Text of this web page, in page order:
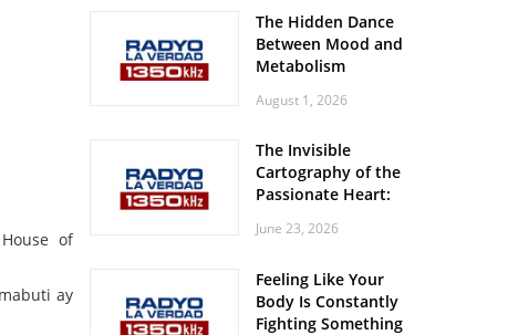
of
ay
The Hidden Dance
Between Mood and
Metabolism
August 1, 2026
The Invisible
Cartography of the
Passionate Heart:
Spatial Solitude in
Roaring Stadiums
June 23, 2026
Feeling Like Your
Body Is Constantly
Fighting Something